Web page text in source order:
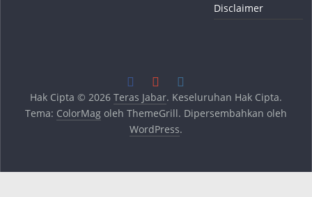
Disclaimer
Hak Cipta © 2026 Teras Jabar. Keseluruhan Hak Cipta.
Tema: ColorMagoleh ThemeGrill. Dipersembahkan oleh
WordPress.